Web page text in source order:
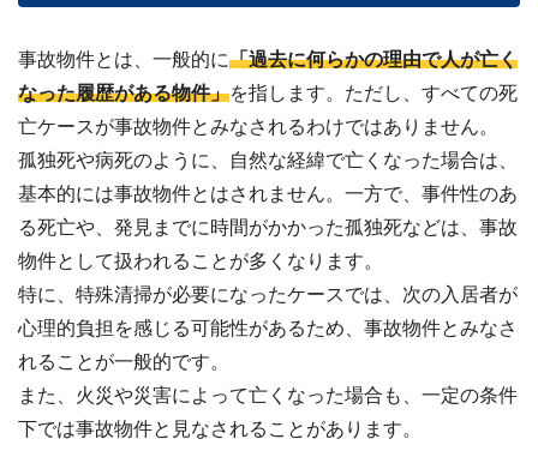
し
こ
い
営
業
は
行
い
ま
せ
ん
※
24
時
間
メ
事故物件とは、一般的に「過去に何らかの理由で人が亡く
なった履歴がある物件」を指します。ただし、すべての死
亡ケースが事故物件とみなされるわけではありません。
孤独死や病死のように、自然な経緯で亡くなった場合は、
基本的には事故物件とはされません。一方で、事件性のあ
る死亡や、発見までに時間がかかった孤独死などは、事故
物件として扱われることが多くなります。
特に、特殊清掃が必要になったケースでは、次の入居者が
心理的負担を感じる可能性があるため、事故物件とみなさ
れることが一般的です。
また、火災や災害によって亡くなった場合も、一定の条件
下では事故物件と見なされることがあります。